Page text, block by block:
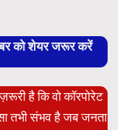
को शेयर जरूर करें
है कि वो कॉरपोरेट
तभी संभव है जब जनता